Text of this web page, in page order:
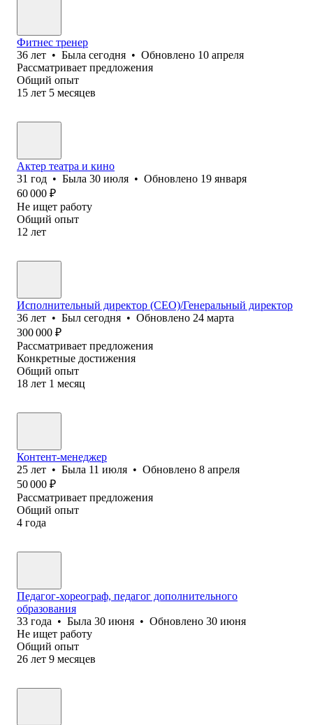
Фитнес тренер
36 лет • Была сегодня • Обновлено 10 апреля
Рассматривает предложения
Общий опыт
15 лет 5 месяцев
Актер театра и кино
31 год • Была 30 июля • Обновлено 19 января
60 000 ₽
Не ищет работу
Общий опыт
12 лет
Исполнительный директор (CEO)/Генеральный директор
36 лет • Был сегодня • Обновлено 24 марта
300 000 ₽
Рассматривает предложения
Конкретные достижения
Общий опыт
18 лет 1 месяц
Контент-менеджер
25 лет • Была 11 июля • Обновлено 8 апреля
50 000 ₽
Рассматривает предложения
Общий опыт
4 года
Педагог-хореограф, педагог дополнительного
образования
33 года • Была 30 июня • Обновлено 30 июня
Не ищет работу
Общий опыт
26 лет 9 месяцев